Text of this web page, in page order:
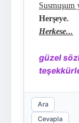
Susmuşum
Herşeye.
Herkese...
güzel
Ara
Cevapla